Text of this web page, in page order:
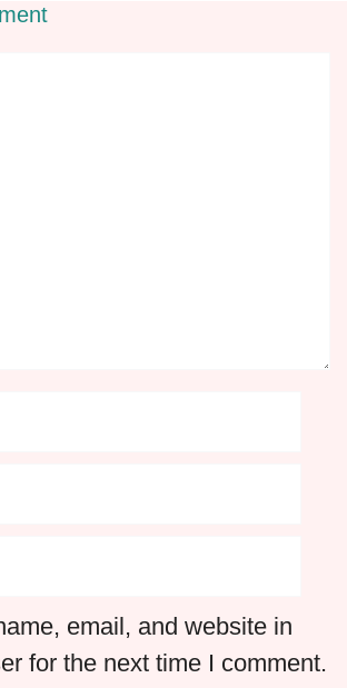
email, and website in
for the next time I comment.